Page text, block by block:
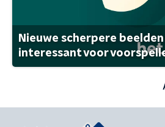
Nieuwe scherpere beelden
interessant voor